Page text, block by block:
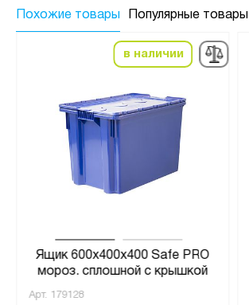
Похожие товары Популярные товары
в наличии
Ящик 600х400х400 Safe PRO
мороз. сплошной с крышкой
Арт. 179128